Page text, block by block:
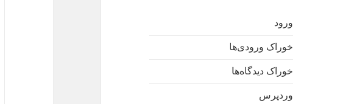
ورود
خوراک ورودی‌ها
خوراک دیدگاه‌ها
وردپرس